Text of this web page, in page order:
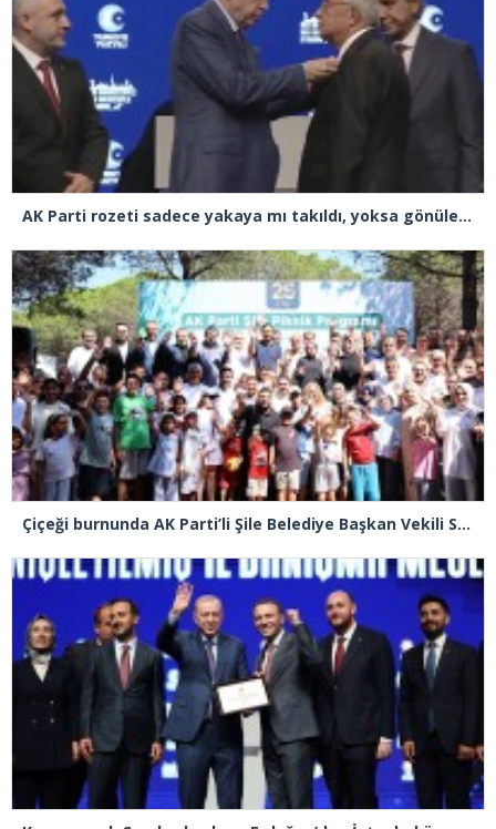
AK Parti rozeti sadece yakaya mı takıldı, yoksa gönüle takılmadı mı?
Çiçeği burnunda AK Parti’li Şile Belediye Başkan Vekili Sacit Terzi, teşkilatlarla piknikte buluştu